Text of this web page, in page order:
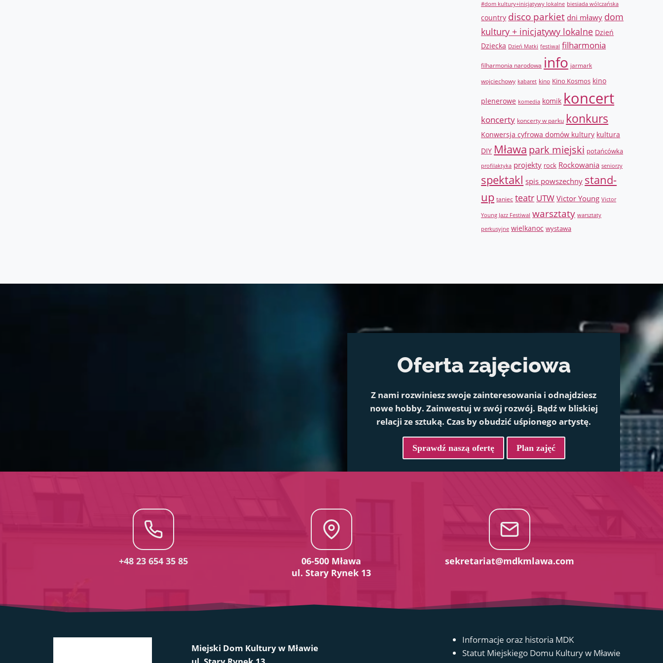
#dom kultury+inicjatywy lokalne biesiada wólczańska
country disco parkiet dni mławy dom
kultury + inicjatywy lokalne Dzień
Dziecka Dzień Matki festiwal filharmonia
filharmonia narodowa info jarmark
wojciechowy kabaret kino Kino Kosmos kino
plenerowe komedia komik koncert
koncerty koncerty w parku konkurs
Konwersja cyfrowa domów kultury kultura
DIY Mława park miejski potańcówka
profilaktyka projekty rock Rockowania seniorzy
spektakl spis powszechny stand-
up taniec teatr UTW Victor Young Victor
Young Jazz Festiwal warsztaty warsztaty
perkusyjne wielkanoc wystawa
Oferta zajęciowa
Z nami rozwiniesz swoje zainteresowania i odnajdziesz
nowe hobby. Zainwestuj w swój rozwój. Bądź w bliskiej
relacji ze sztuką. Czas by obudzić uśpionego artystę.
Sprawdź naszą ofertę Plan zajęć
+48 23 654 35 85
06-500 Mława
ul. Stary Rynek 13
sekretariat@mdkmlawa.com
Miejski Dom Kultury w Mławie
Informacje oraz historia MDK
Statut Miejskiego Domu Kultury w Mławie